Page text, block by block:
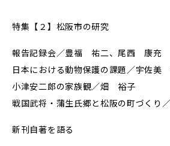
特集【２】松阪市の研究
報告記録会／豊福 祐二、尾西 康充
日本における動物保護の課題／宇佐美
小津安二郎の家族観／畑 裕子
戦国武将・蒲生氏郷と松阪の町づくり
新刊自著を語る